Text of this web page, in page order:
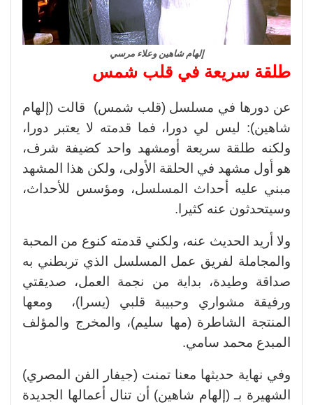
إلهام شاهين وعلاء مرسي
طلقة سريعة في قلب شمس
عن دورها في مسلسل (قلب شمس) قالت (إلهام
شاهين): ليس لي دورا، فما قدمته لا يعتبر دورا،
ولكنه طلقة سريعة أومشهد واحد كضيفة شرف،
هو أول مشهد في الحلقة الأولى، ولكن هذا المشهد
مبني عليه أحداث المسلسل، ومؤسس للأحداث،
وسيتحدثون عنه كثيرا.
ولا أريد الحديث عنه، ولكني قدمته كنوع من المحبة
والمجاملة لفريق عمل المسلسل الذي تربطني به
صداقة وطيدة، بداية من نجمة العمل، صديقتي
ورفيقة مشواري وحبيبة قلبي (يسرا)، ومعها
المنتجة الشاطرة (مها سليم)، والمخرج والمؤلف
المبدع محمد سامي.
وفي نهاية حديثها معنا تمنت (جيفار الفن المصري)
الشهيرة بـ (إلهام شاهين) أن تنال أعمالها الجديدة